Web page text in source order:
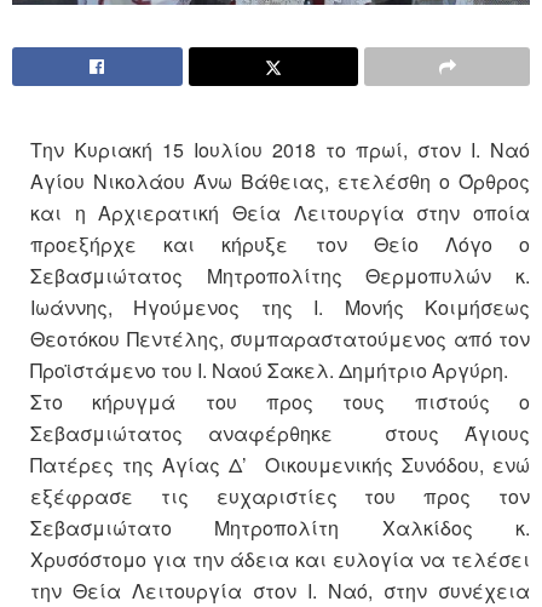
Την Κυριακή 15 Ιουλίου 2018 το πρωί, στον Ι. Ναό
Αγίου Νικολάου Άνω Βάθειας, ετελέσθη ο Όρθρος
και η Αρχιερατική Θεία Λειτουργία στην οποία
προεξήρχε και κήρυξε τον Θείο Λόγο ο
Σεβασμιώτατος Μητροπολίτης Θερμοπυλών κ.
Ιωάννης, Ηγούμενος της Ι. Μονής Κοιμήσεως
Θεοτόκου Πεντέλης, συμπαραστατούμενος από τον
Προϊστάμενο του Ι. Ναού Σακελ. Δημήτριο Αργύρη.
Στο κήρυγμά του προς τους πιστούς ο
Σεβασμιώτατος αναφέρθηκε στους Άγιους
Πατέρες της Αγίας Δ’ Οικουμενικής Συνόδου, ενώ
εξέφρασε τις ευχαριστίες του προς τον
Σεβασμιώτατο Μητροπολίτη Χαλκίδος κ.
Χρυσόστομο για την άδεια και ευλογία να τελέσει
την Θεία Λειτουργία στον Ι. Ναό, στην συνέχεια